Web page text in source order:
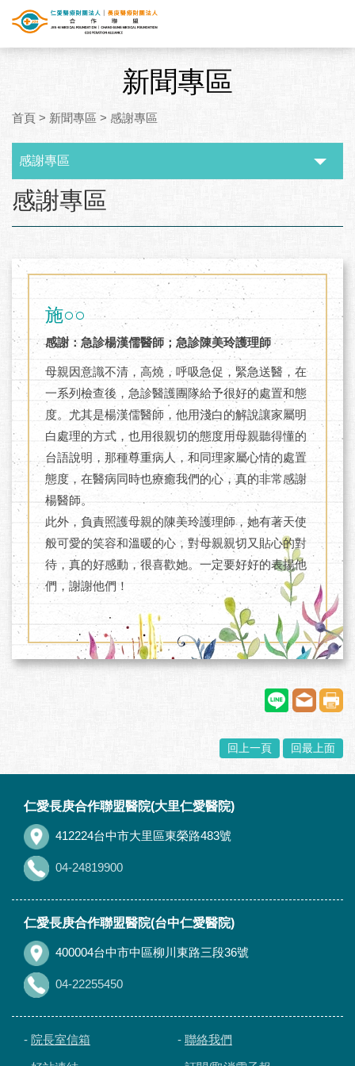
新聞專區
首頁 > 新聞專區 > 感謝專區
感謝專區
感謝專區
施○○
感謝：急診楊漢儒醫師；急診陳美玲護理師
母親因意識不清，高燒，呼吸急促，緊急送醫，在
一系列檢查後，急診醫護團隊給予很好的處置和態
度。尤其是楊漢儒醫師，他用淺白的解說讓家屬明
白處理的方式，也用很親切的態度用母親聽得懂的
台語說明，那種尊重病人，和同理家屬心情的處置
態度，在醫病同時也療癒我們的心，真的非常感謝
楊醫師。
此外，負責照護母親的陳美玲護理師，她有著天使
般可愛的笑容和溫暖的心，對母親親切又貼心的對
待，真的好感動，很喜歡她。一定要好好的表揚他
們，謝謝他們！
回上一頁 回最上面
仁愛長庚合作聯盟醫院(大里仁愛醫院)
412224台中市大里區東榮路483號
04-24819900
仁愛長庚合作聯盟醫院(台中仁愛醫院)
400004台中市中區柳川東路三段36號
04-22255450
- 院長室信箱 - 聯絡我們